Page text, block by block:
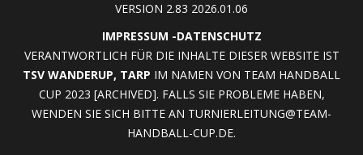
VERSION 2.83 2026.01.06
IMPRESSUM -DATENSCHUTZ
VERANTWORTLICH FÜR DIE INHALTE DIESER WEBSITE IST
TSV WANDERUP, TARP IM NAMEN VON TEAM HANDBALL
CUP 2023 [ARCHIVED]. FALLS SIE PROBLEME HABEN,
WENDEN SIE SICH BITTE AN TURNIERLEITUNG@TEAM-
HANDBALL-CUP.DE.